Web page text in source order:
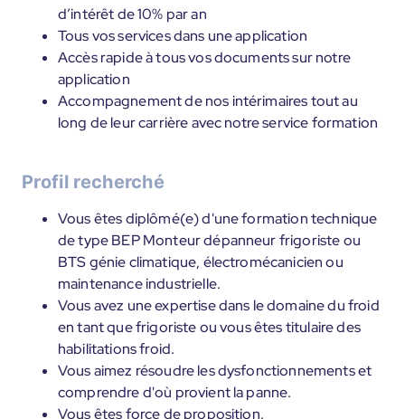
d’intérêt de 10% par an
Tous vos services dans une application
Accès rapide à tous vos documents sur notre
application
Accompagnement de nos intérimaires tout au
long de leur carrière avec notre service formation
Profil recherché
Vous êtes diplômé(e) d'une formation technique
de type BEP Monteur dépanneur frigoriste ou
BTS génie climatique, électromécanicien ou
maintenance industrielle.
Vous avez une expertise dans le domaine du froid
en tant que frigoriste ou vous êtes titulaire des
habilitations froid.
Vous aimez résoudre les dysfonctionnements et
comprendre d'où provient la panne.
Vous êtes force de proposition.